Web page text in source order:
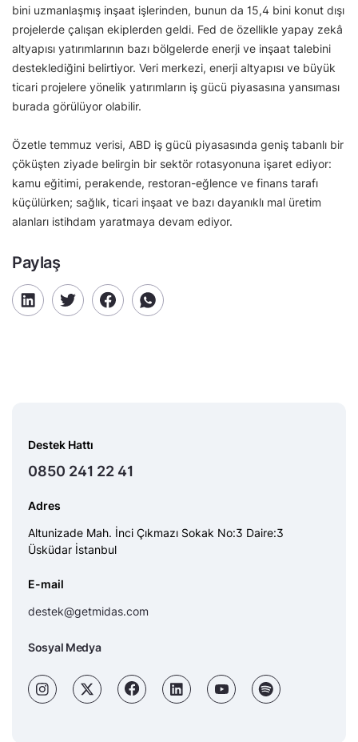
bini uzmanlaşmış inşaat işlerinden, bunun da 15,4 bini konut dışı
projelerde çalışan ekiplerden geldi. Fed de özellikle yapay zekâ
altyapısı yatırımlarının bazı bölgelerde enerji ve inşaat talebini
desteklediğini belirtiyor. Veri merkezi, enerji altyapısı ve büyük
ticari projelere yönelik yatırımların iş gücü piyasasına yansıması
burada görülüyor olabilir.
Özetle temmuz verisi, ABD iş gücü piyasasında geniş tabanlı bir
çöküşten ziyade belirgin bir sektör rotasyonuna işaret ediyor:
kamu eğitimi, perakende, restoran-eğlence ve finans tarafı
küçülürken; sağlık, ticari inşaat ve bazı dayanıklı mal üretim
alanları istihdam yaratmaya devam ediyor.
Paylaş
Destek Hattı
0850 241 22 41
Adres
Altunizade Mah. İnci Çıkmazı Sokak No:3 Daire:3
Üsküdar İstanbul
E-mail
destek@getmidas.com
Sosyal Medya